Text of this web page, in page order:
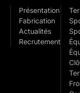
Présentation
Fabrication
Actualités
Recrutement